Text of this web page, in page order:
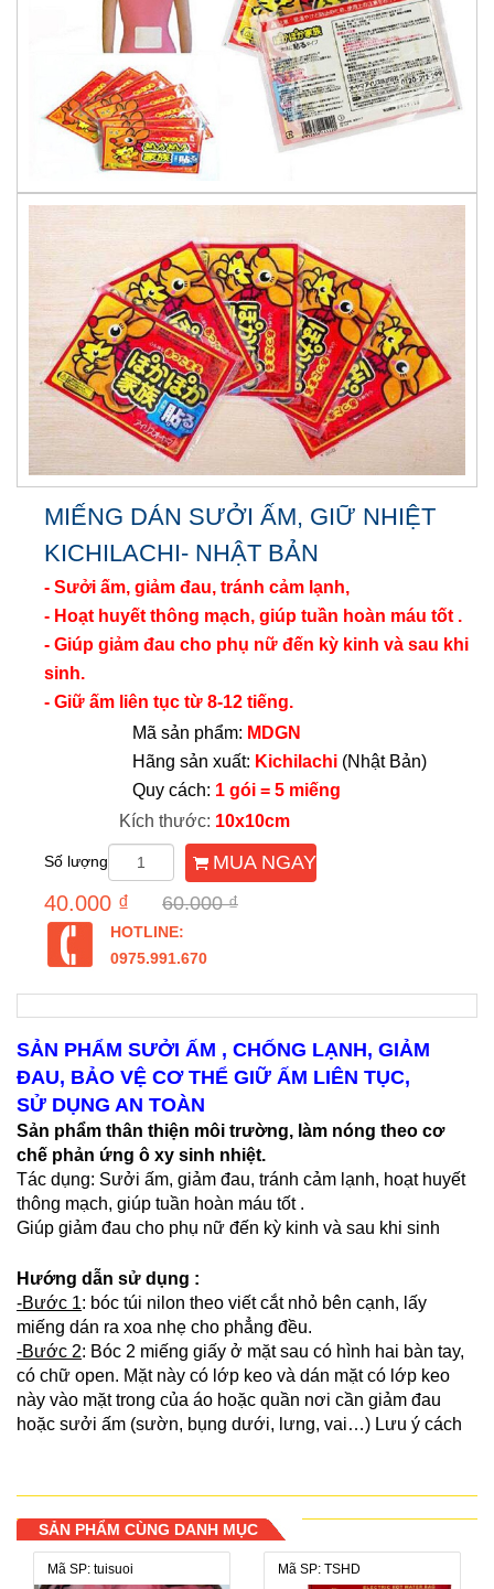
MIẾNG DÁN SƯỞI ẤM, GIỮ NHIỆT
KICHILACHI- NHẬT BẢN
- Sưởi ấm, giảm đau, tránh cảm lạnh,
- Hoạt huyết thông mạch, giúp tuần hoàn máu tốt .
- Giúp giảm đau cho phụ nữ đến kỳ kinh và sau khi
sinh.
- Giữ ấm liên tục từ 8-12 tiếng.
Mã sản phẩm: MDGN
Hãng sản xuất: Kichilachi (Nhật Bản)
Quy cách: 1 gói = 5 miếng
Kích thước: 10x10cm
Số lượng MUA NGAY
40.000 ₫ 60.000 ₫
HOTLINE:
0975.991.670
SẢN PHẨM SƯỞI ẤM , CHỐNG LẠNH, GIẢM
ĐAU, BẢO VỆ CƠ THỂ GIỮ ẤM LIÊN TỤC,
SỬ DỤNG AN TOÀN
Sản phẩm thân thiện môi trường, làm nóng theo cơ
chế phản ứng ô xy sinh nhiệt.
Tác dụng: Sưởi ấm, giảm đau, tránh cảm lạnh, hoạt huyết
thông mạch, giúp tuần hoàn máu tốt .
Giúp giảm đau cho phụ nữ đến kỳ kinh và sau khi sinh
Hướng dẫn sử dụng :
-Bước 1: bóc túi nilon theo viết cắt nhỏ bên cạnh, lấy
miếng dán ra xoa nhẹ cho phẳng đều.
-Bước 2: Bóc 2 miếng giấy ở mặt sau có hình hai bàn tay,
có chữ open. Mặt này có lớp keo và dán mặt có lớp keo
này vào mặt trong của áo hoặc quần nơi cần giảm đau
hoặc sưởi ấm (sườn, bụng dưới, lưng, vai…) Lưu ý cách
nilon ra.
Lưu ý:
*Tuyệt đối không để bề mặt vải không dệt (là nơi tiếp xúc ô
SẢN PHẨM CÙNG DANH MỤC
Mã SP: tuisuoi Mã SP: TSHD